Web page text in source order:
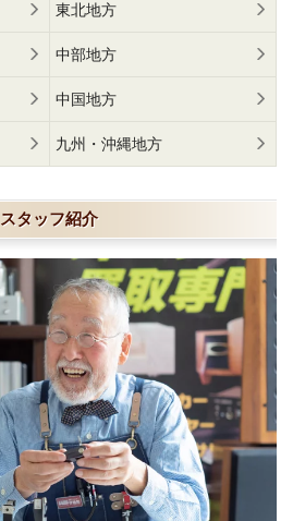
東北地方
中部地方
中国地方
九州・沖縄地方
スタッフ紹介